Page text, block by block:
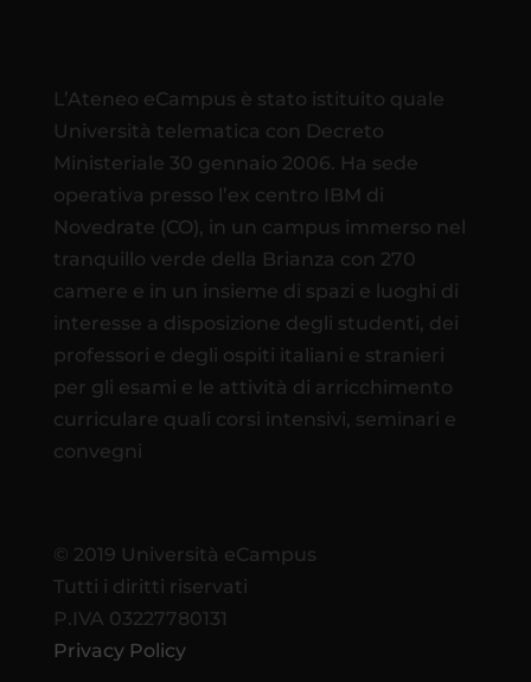
L’Ateneo eCampus è stato istituito quale
Università telematica con Decreto
Ministeriale 30 gennaio 2006. Ha sede
operativa presso l’ex centro IBM di
Novedrate (CO), in un campus immerso nel
tranquillo verde della Brianza con 270
camere e in un insieme di spazi e luoghi di
interesse a disposizione degli studenti, dei
professori e degli ospiti italiani e stranieri
per gli esami e le attività di arricchimento
curriculare quali corsi intensivi, seminari e
convegni
© 2019 Università eCampus
Tutti i diritti riservati
P.IVA 03227780131
Privacy Policy